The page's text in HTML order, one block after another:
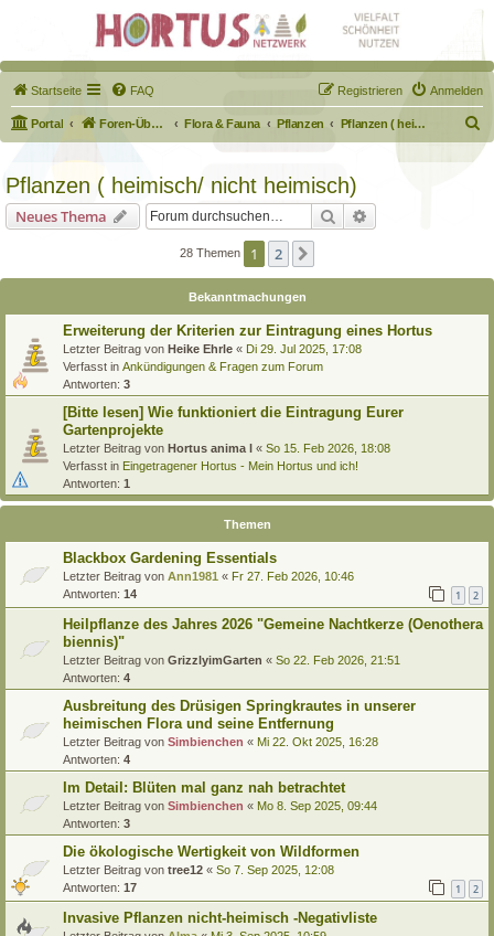
Startseite FAQ Anmelden
Registrieren
Portal Foren-Übersicht Flora & Fauna Pflanzen Pflanzen ( heimisch/ nicht heimisch)
u
Pflanzen ( heimisch/ nicht heimisch)
Neues Thema Suche
28 Themen 1 2
Bekanntmachungen
Erweiterung der Kriterien zur Eintragung eines Hortus
Letzter Beitrag von Heike Ehrle « Di 29. Jul 2025, 17:08
Verfasst in Ankündigungen & Fragen zum Forum
Antworten: 3
[Bitte lesen] Wie funktioniert die Eintragung Eurer
Gartenprojekte
Letzter Beitrag von Hortus anima l « So 15. Feb 2026, 18:08
Verfasst in Eingetragener Hortus - Mein Hortus und ich!
Antworten: 1
Themen
Blackbox Gardening Essentials
Letzter Beitrag von Ann1981 « Fr 27. Feb 2026, 10:46
Antworten: 14 1 2
Heilpflanze des Jahres 2026 "Gemeine Nachtkerze (Oenothera
biennis)"
Letzter Beitrag von GrizzlyimGarten « So 22. Feb 2026, 21:51
Antworten: 4
Ausbreitung des Drüsigen Springkrautes in unserer
heimischen Flora und seine Entfernung
Letzter Beitrag von Simbienchen « Mi 22. Okt 2025, 16:28
Antworten: 4
Im Detail: Blüten mal ganz nah betrachtet
Letzter Beitrag von Simbienchen « Mo 8. Sep 2025, 09:44
Antworten: 3
Die ökologische Wertigkeit von Wildformen
Letzter Beitrag von tree12 « So 7. Sep 2025, 12:08
Antworten: 17 1 2
Invasive Pflanzen nicht-heimisch -Negativliste